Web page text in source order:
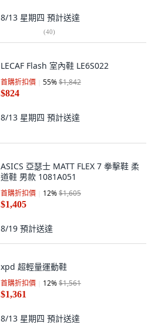
8/13 星期四 預計送達
(40)
LECAF Flash 室內鞋 LE6S022
首購折扣價 55%$1,842
$824
8/13 星期四 預計送達
ASICS 亞瑟士 MATT FLEX 7 拳擊鞋 柔
道鞋 男款 1081A051
首購折扣價 12%$1,605
$1,405
8/19 預計送達
xpd 超輕量運動鞋
首購折扣價 12%$1,561
$1,361
8/13 星期四 預計送達